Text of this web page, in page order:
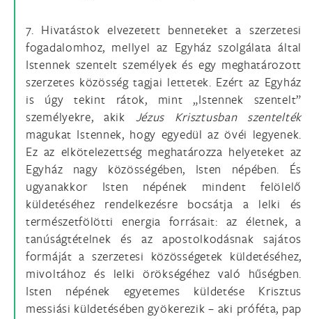
7. Hivatástok elvezetett benneteket a szerzetesi
fogadalomhoz, mellyel az Egyház szolgálata által
Istennek szentelt személyek és egy meghatározott
szerzetes közösség tagjai lettetek. Ezért az Egyház
is úgy tekint rátok, mint „Istennek szentelt”
személyekre, akik Jézus Krisztusban szentelték
magukat Istennek, hogy egyedül az övéi legyenek.
Ez az elkötelezettség meghatározza helyeteket az
Egyház nagy közösségében, Isten népében. És
ugyanakkor Isten népének mindent felölelő
küldetéséhez rendelkezésre bocsátja a lelki és
természetfölötti energia forrásait: az életnek, a
tanúságtételnek és az apostolkodásnak sajátos
formáját a szerzetesi közösségetek küldetéséhez,
mivoltához és lelki örökségéhez való hűségben.
Isten népének egyetemes küldetése Krisztus
messiási küldetésében gyökerezik – aki próféta, pap